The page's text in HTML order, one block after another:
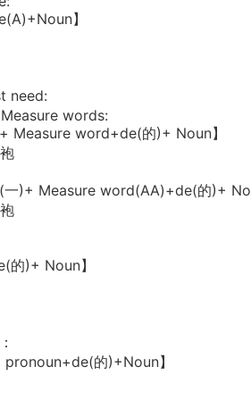
】
need:
words:
Measure word+de(的)+ Noun】
一)+ Measure word(AA)+de(的)+
的)+ Noun】
pronoun+de(的)+Noun】